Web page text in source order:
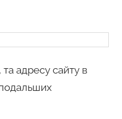
адресу сайту в